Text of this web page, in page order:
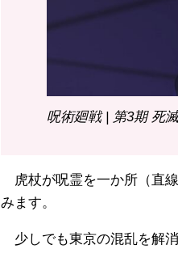
呪術廻戦 | 第3期 死
虎杖が呪霊を一か所（直
みます。
少しでも東京の混乱を解消